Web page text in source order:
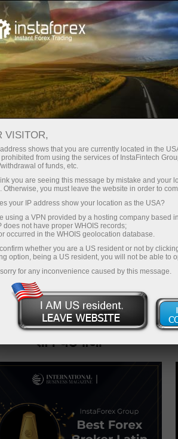
तुरंत खाता खोलना
शुरुआती के लिए निवेशकों के लिए
और
स्वागत है, जहां
है!
शीर्ष घटनाओं
VISITOR,
shows that you are currently located in the
from using the services of InstaFintech
of funds, etc.
you are seeing this message by mistake and your
Otherwise, you must leave the website in order to
your IP address show your location as the USA?
using a VPN provided by a hosting company based
does not have proper WHOIS records;
occurred in the WHOIS geolocation database.
whether you are a US resident or not by
option, being a US resident, you will not be able to
for any inconvenience caused by this message.